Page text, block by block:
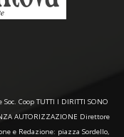
Coop TUTTI I DIRITTI SONO
AUTORIZZAZIONE Direttore
e Redazione: piazza Sordello,